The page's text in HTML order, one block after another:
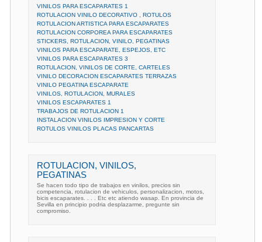
VINILOS PARA ESCAPARATES 1
ROTULACION VINILO DECORATIVO , ROTULOS
ROTULACION ARTISTICA PARA ESCAPARATES
ROTULACION CORPOREA PARA ESCAPARATES
STICKERS, ROTULACION, VINILO, PEGATINAS
VINILOS PARA ESCAPARATE, ESPEJOS, ETC
VINILOS PARA ESCAPARATES 3
ROTULACION, VINILOS DE CORTE, CARTELES
VINILO DECORACION ESCAPARATES TERRAZAS
VINILO PEGATINA ESCAPARATE
VINILOS, ROTULACION, MURALES
VINILOS ESCAPARATES 1
TRABAJOS DE ROTULACION 1
INSTALACION VINILOS IMPRESION Y CORTE
ROTULOS VINILOS PLACAS PANCARTAS
ROTULACION, VINILOS,
PEGATINAS
Se hacen todo tipo de trabajos en vinilos, precios sin
competencia, rotulacion de vehiculos, personalizacion, motos,
bicis escaparates. . . . Etc etc atiendo wasap. En provincia de
Sevilla en principio podria desplazarme, pregunte sin
compromiso.